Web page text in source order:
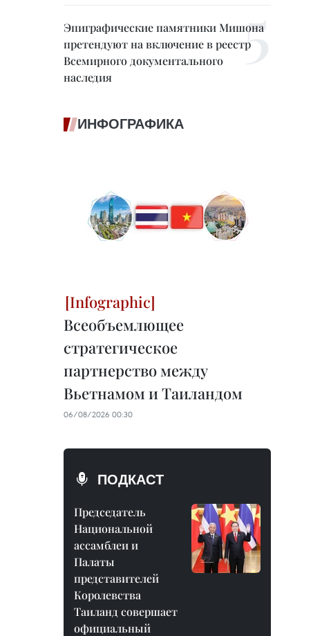
Эпиграфические памятники Мишона
претендуют на включение в реестр
Всемирного документального
наследия
ИНФОГРАФИКА
Всеобъемлющее
стратегическое
партнерство между
Вьетнамом и Таиландом
06/08/2026 00:30
ПОДКАСТ
Председатель
Национальной
ассамблеи и
Палаты
представителей
Королевства
Таиланд совершает
официальный